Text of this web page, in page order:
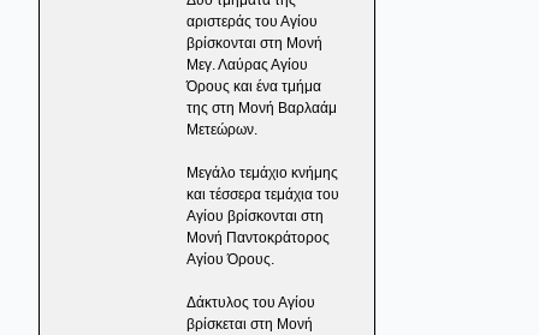
αριστεράς του Αγίου
βρίσκονται στη Μονή
Μεγ. Λαύρας Αγίου
Όρους και ένα τμήμα
της στη Μονή Βαρλαάμ
Μετεώρων.
Μεγάλο τεμάχιο κνήμης
και τέσσερα τεμάχια του
Αγίου βρίσκονται στη
Μονή Παντοκράτορος
Αγίου Όρους.
Δάκτυλος του Αγίου
βρίσκεται στη Μονή